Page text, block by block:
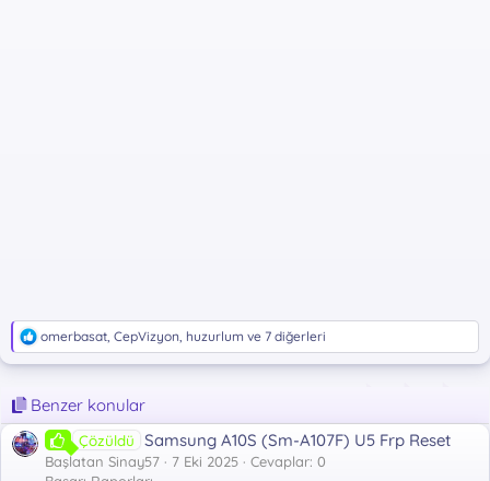
T
e
p
i
l
omerbasat, CepVizyon, huzurlum ve 7 diğerleri
Benzer konular
Çözüldü Samsung A10S (Sm-A107F) U5 Frp Reset
Başlatan Sinay57 7 Eki 2025
Cevaplar: 0